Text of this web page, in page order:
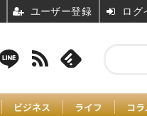
ビジネス ライフ コ
ユーザー登録 ログ